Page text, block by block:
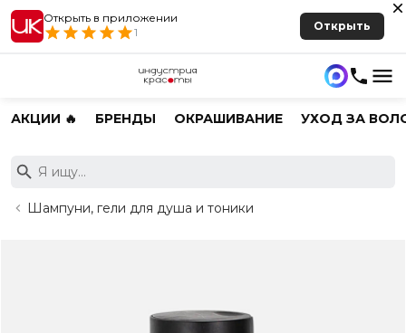
Открыть в приложении
1
Открыть
АКЦИИ 🔥 БРЕНДЫ ОКРАШИВАНИЕ УХОД ЗА
Шампуни, гели для душа и тоники